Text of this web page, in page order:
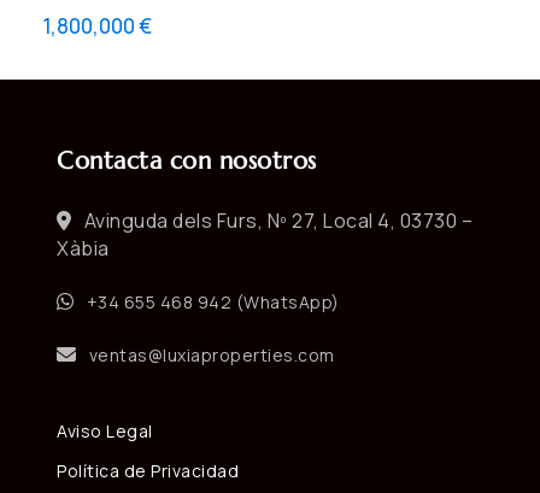
1,800,000 €
Contacta con nosotros
Avinguda dels Furs, Nº 27, Local 4, 03730 –
Xàbia
+34 655 468 942 (WhatsApp)
ventas@luxiaproperties.com
Aviso Legal
Política de Privacidad